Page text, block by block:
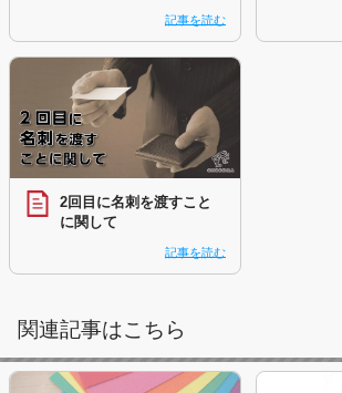
記事を読む
2回目に名刺を渡すこと
に関して
記事を読む
関連記事はこちら